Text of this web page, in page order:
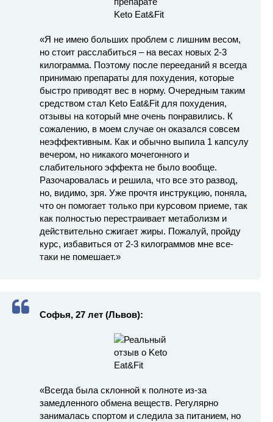
«Я не имею больших проблем с лишним весом,
но стоит расслабиться – на весах новых 2-3
килограмма. Поэтому после перееданий я всегда
принимаю препараты для похудения, которые
быстро приводят вес в норму. Очередным таким
средством стал Keto Eat&Fit для похудения,
отзывы на который мне очень понравились. К
сожалению, в моем случае он оказался совсем
неэффективным. Как и обычно выпила 1 капсулу
вечером, но никакого мочегонного и
слабительного эффекта не было вообще.
Разочаровалась и решила, что все это развод,
но, видимо, зря. Уже прочтя инструкцию, поняла,
что он помогает только при курсовом приеме, так
как полностью перестраивает метаболизм и
действительно сжигает жиры. Пожалуй, пройду
курс, избавиться от 2-3 килограммов мне все-
таки не помешает.»
Софья, 27 лет (Львов):
«Всегда была склонной к полноте из-за
замедленного обмена веществ. Регулярно
занималась спортом и следила за питанием, но